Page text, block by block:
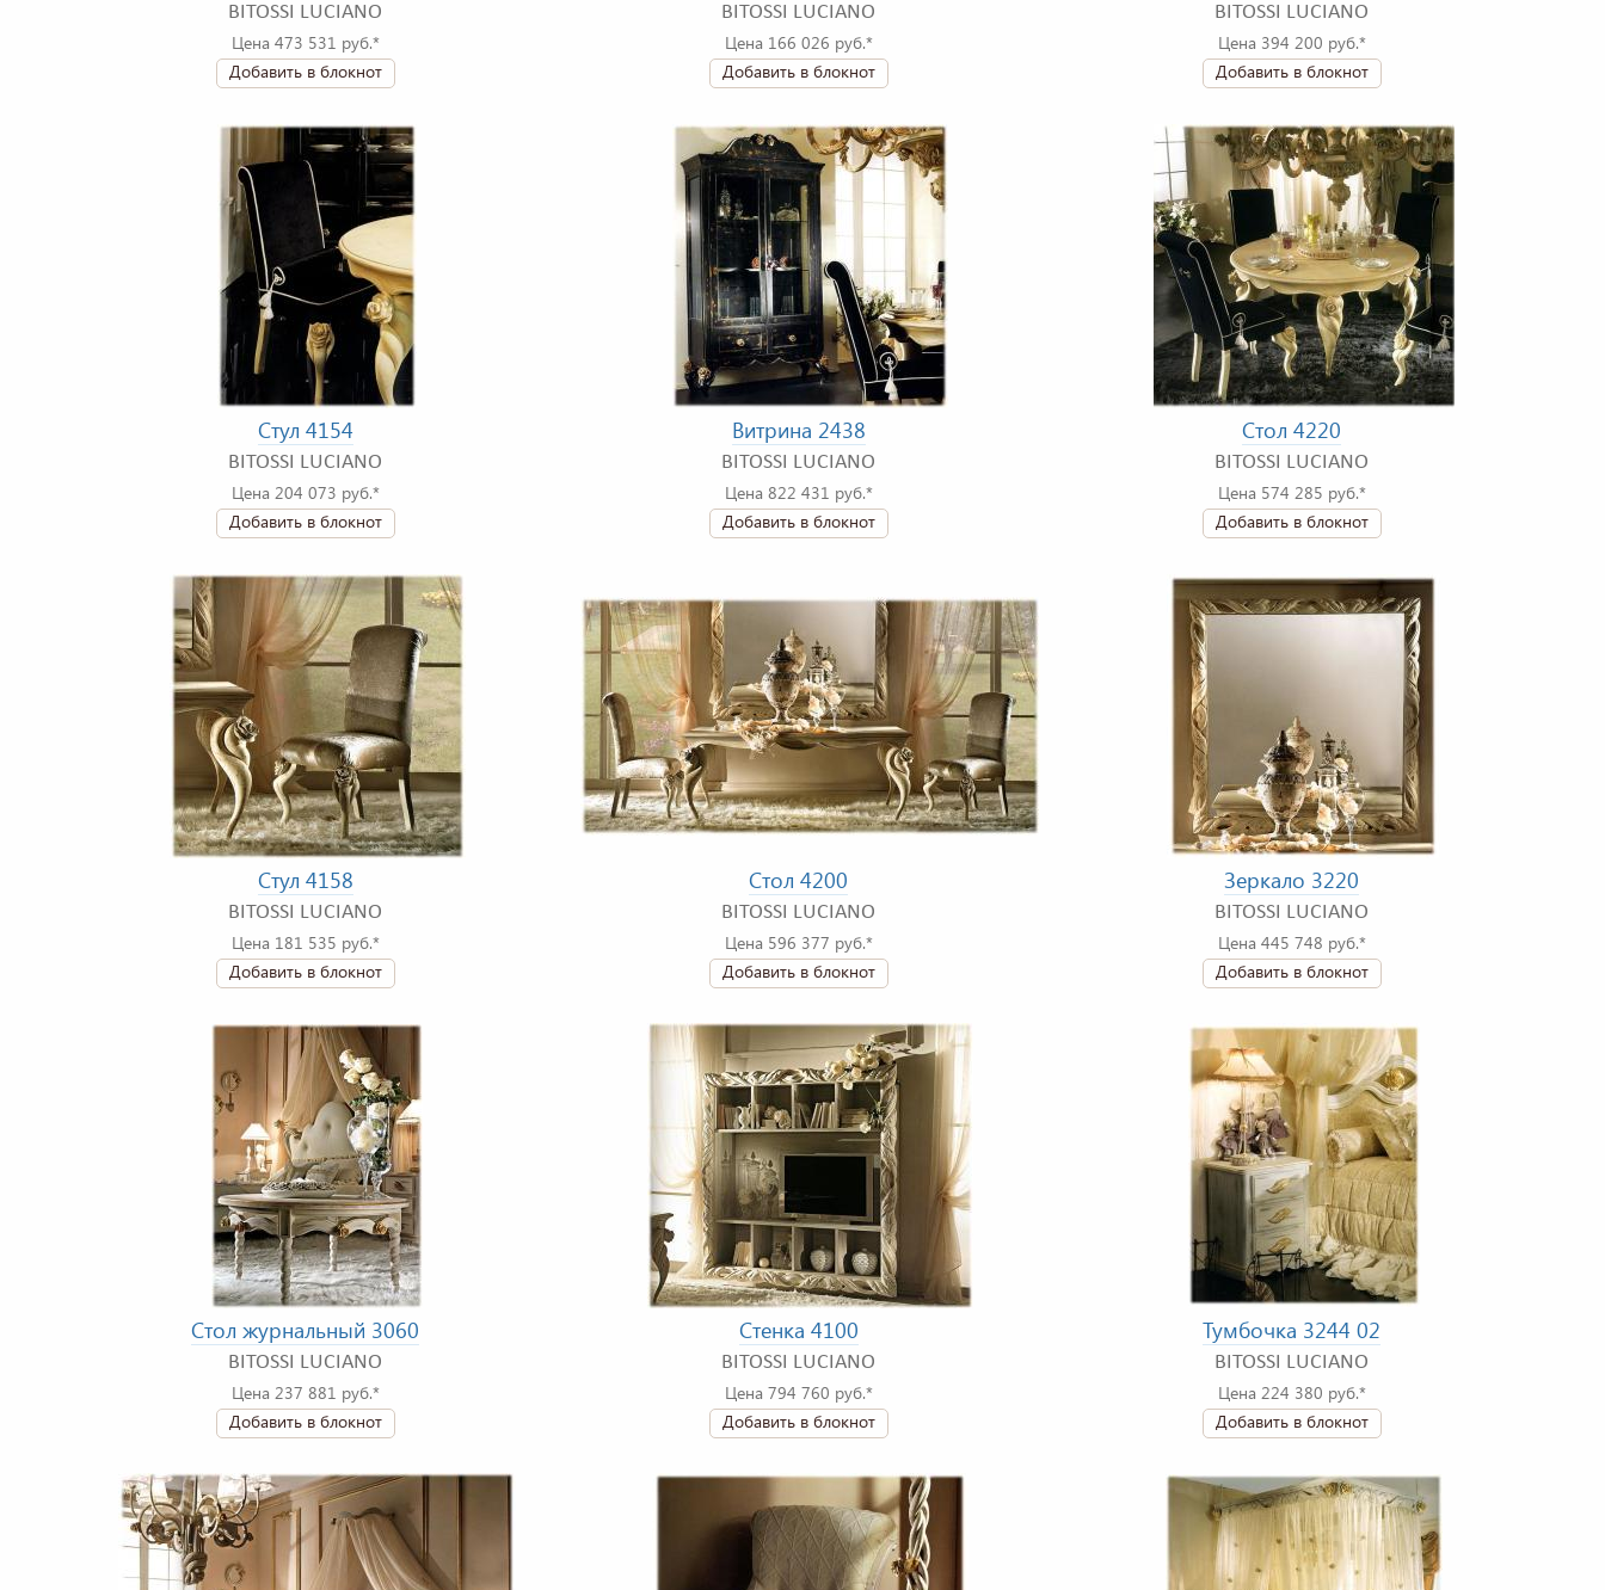
BITOSSI LUCIANO
Цена 473 531 руб.*
Добавить в блокнот
BITOSSI LUCIANO
Цена 166 026 руб.*
Добавить в блокнот
BITOSSI LUCIANO
Цена 394 200 руб.*
Добавить в блокнот
Стул 4154
BITOSSI LUCIANO
Цена 204 073 руб.*
Добавить в блокнот
Витрина 2438
BITOSSI LUCIANO
Цена 822 431 руб.*
Добавить в блокнот
Стол 4220
BITOSSI LUCIANO
Цена 574 285 руб.*
Добавить в блокнот
Стул 4158
BITOSSI LUCIANO
Цена 181 535 руб.*
Добавить в блокнот
Стол 4200
BITOSSI LUCIANO
Цена 596 377 руб.*
Добавить в блокнот
Зеркало 3220
BITOSSI LUCIANO
Цена 445 748 руб.*
Добавить в блокнот
Стол журнальный 3060
BITOSSI LUCIANO
Цена 237 881 руб.*
Добавить в блокнот
Стенка 4100
BITOSSI LUCIANO
Цена 794 760 руб.*
Добавить в блокнот
Тумбочка 3244 02
BITOSSI LUCIANO
Цена 224 380 руб.*
Добавить в блокнот